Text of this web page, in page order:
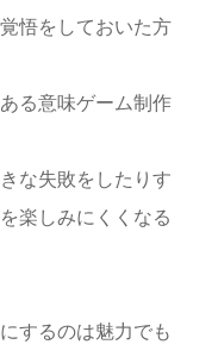
悟をしておいた方
る意味ゲーム制作
な失敗をしたりす
楽しみにくくなる
するのは魅力でも